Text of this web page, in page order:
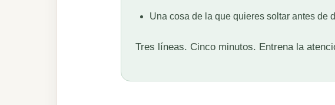
Una cosa de la que quieres soltar antes de
Tres líneas. Cinco minutos. Entrena la